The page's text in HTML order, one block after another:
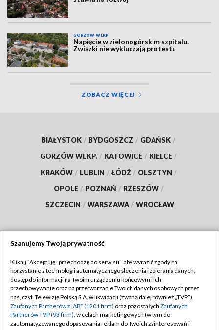
GORZÓW WLKP.
Napięcie w zielonogórskim szpitalu.
Związki nie wykluczają protestu
ZOBACZ WIĘCEJ
BIAŁYSTOK / BYDGOSZCZ / GDAŃSK /
GORZÓW WLKP. / KATOWICE / KIELCE /
KRAKÓW / LUBLIN / ŁÓDŹ / OLSZTYN /
OPOLE / POZNAŃ / RZESZÓW /
SZCZECIN / WARSZAWA / WROCŁAW
TVP
Abonament TVP
Emisja w TVP
Centrum informacji TVP
Regulamin TVP
Polityka prywatności
Moje zgody
Szanujemy Twoją prywatność
Kliknij "Akceptuję i przechodzę do serwisu", aby wyrazić zgody na
korzystanie z technologii automatycznego śledzenia i zbierania danych,
dostęp do informacji na Twoim urządzeniu końcowym i ich
przechowywanie oraz na przetwarzanie Twoich danych osobowych przez
nas, czyli Telewizję Polską S.A. w likwidacji (zwaną dalej również „TVP”),
Zaufanych Partnerów z IAB* (1201 firm) oraz pozostałych Zaufanych
Partnerów TVP (93 firm), w celach marketingowych (w tym do
zautomatyzowanego dopasowania reklam do Twoich zainteresowań i